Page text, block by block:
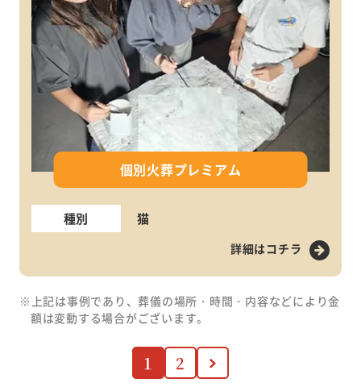
個別火葬プレミアム
種別 猫
詳細はコチラ
※上記は事例であり、葬儀の場所・時間・内容などにより金
額は変動する場合がございます。
1 2